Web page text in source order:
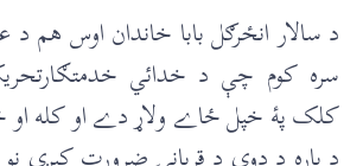
د سالار انځرګل بابا خاندان اوس هم د
سره کوم چې د خدائي
کلک پۀ خپل ځاے ولاړ دے او کله او